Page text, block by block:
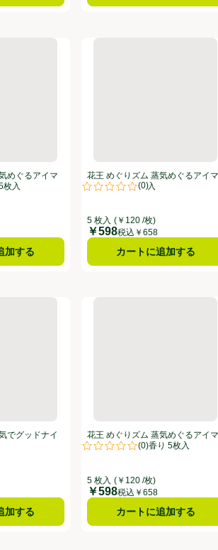
12枚入
蒸気めぐるアイマスク 森林浴の香り 5枚入
ーで5点中0.0点。
めぐるアイマ
枚入
加する
花王 めぐりズム 蒸気めぐ
(0)
評価は0件のレビューで5点中
花王 めぐりズム 蒸気めぐるアイマ
スク 無香料 5枚入
5 枚入 (￥120 /枚)
価格
￥598税込￥658
カートに追加する
ト ラベンダー 12枚入
蒸気でグッドナイト 無香料 5枚
ーで5点中0.0点。
でグッドナイ
加する
花王 めぐりズム 蒸気めぐ
(0)
評価は0件のレビューで5点中
花王 めぐりズム 蒸気めぐるアイマ
スク 完熟ゆずの香り 5枚入
5 枚入 (￥120 /枚)
価格
￥598税込￥658
カートに追加する